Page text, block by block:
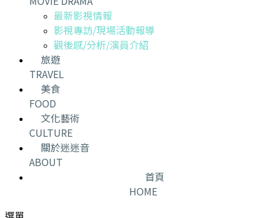
最新影視情報
影視專訪/現場活動報導
觀後感/分析/演員介紹
旅遊
TRAVEL
美食
FOOD
文化藝術
CULTURE
關於迷迷音
ABOUT
首頁
HOME